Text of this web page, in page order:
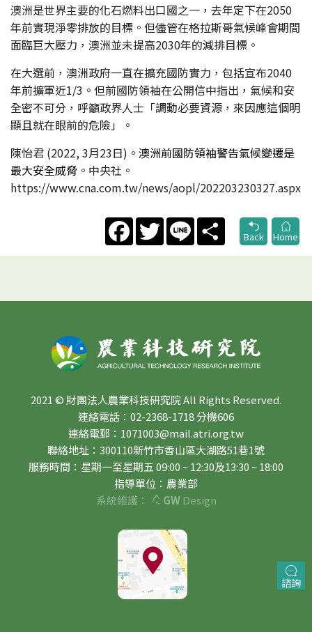
諮詢
澳洲是世界主要的化石燃料出口國之一，去年定下在2050
年前實現淨零排放的目標。但儘管在格拉斯哥氣候峰會期間
面臨巨大壓力，澳洲並未提高2030年的減排目標。
在大選前，澳洲政府一直在擴充國防實力，包括宣布2040
年前擴軍近1/3。但前國防領袖在公開信中指出，氣候和安
全密不可分，呼籲政界人士「調動必要資源，來因應這個明
顯且就在眼前的危險」。
陳怡君 (2022, 3月23日)。 澳洲前國防領袖警告氣候變遷是
最大安全威脅 。中央社。
https://www.cna.com.tw/news/aopl/202203230327.aspx
FacebookTwitter Line
Share
Back
Home
2021 © 財團法人農業科技研究院 All Rights Reserved.
連絡電話：02-2368-1718 分機606
連絡電郵：1071003@mail.atri.org.tw
聯絡地址：300110新竹市香山區大湖路51巷1號
服務時間：星期一至星期五 09:00 ~ 12:30及13:30 ~ 18:00
指導單位：農業部
系統維護：
GWDesign